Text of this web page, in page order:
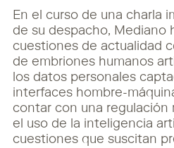
En el curso de una charla
de su despacho, Mediano
cuestiones de actualidad
de embriones humanos
los datos personales
interfaces hombre-
contar con una regulación
el uso de la inteligencia
cuestiones que suscitan